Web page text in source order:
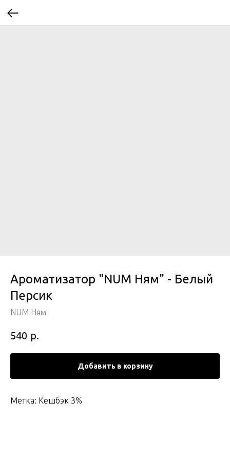
Ароматизатор "NUM Ням" - Белый
Персик
NUM Ням
540 р.
Добавить в корзину
Метка: Кешбэк 3%